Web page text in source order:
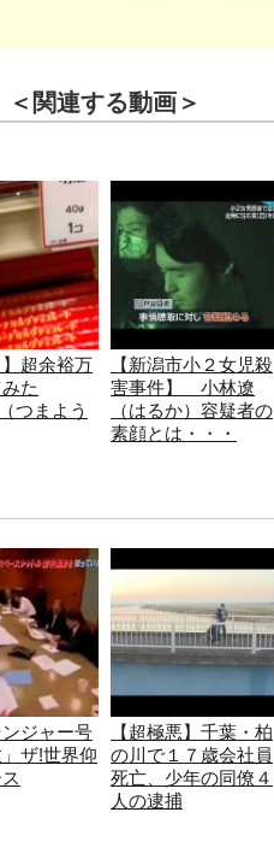
関連する動画＞
】超余裕万
た
つまよう
【新潟市小２女児殺
害事件】 小林遼
（はるか）容疑者の
素顔とは・・・
ンジャー号
ザ!世界仰
【超極悪】千葉・柏
の川で１７歳会社員
死亡、少年の同僚４
人の逮捕